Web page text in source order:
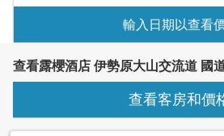
輸入日期以查看
查看露櫻酒店 伊勢原大山交流道 國
查看客房和價